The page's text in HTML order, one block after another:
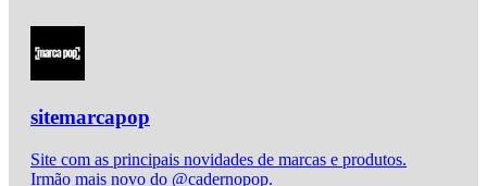
sitemarcapop
Site com as principais novidades de marcas e produtos.
Irmão mais novo do @cadernopop.